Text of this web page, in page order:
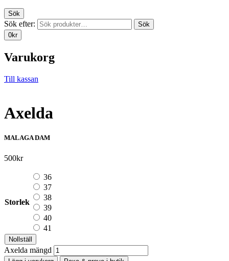
Sök
Sök efter:
Sök
0kr
Varukorg
Till kassan
Axelda
MALAGA DAM
500kr
Storlek
36
37
38
39
40
41
Nollställ
Axelda mängd